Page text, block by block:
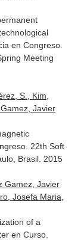
en Congreso.
Meeting
S., Kim,
Javier
22th Soft
Brasil. 2015
Gamez, Javier
Josefa Maria,
of a
en Curso.